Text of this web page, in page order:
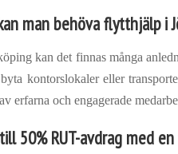
man behöva flytthjälp i
kan det finnas många
kontorslokaler eller
erfarna och engagerade
50% RUT-avdrag med